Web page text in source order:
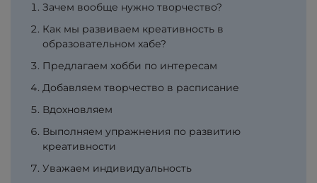
Зачем вообще нужно творчество?
Как мы развиваем креативность в
образовательном хабе?
Предлагаем хобби по интересам
Добавляем творчество в расписание
Вдохновляем
Выполняем упражнения по развитию
креативности
Уважаем индивидуальность